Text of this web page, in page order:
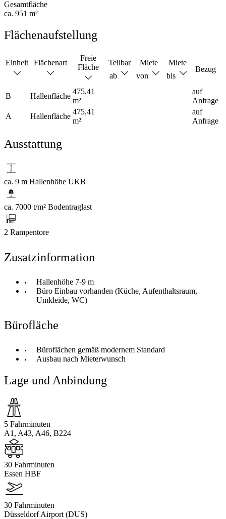
Gesamtfläche
ca. 951 m²
Flächenaufstellung
Einheit Flächenart
Freie
Fläche
Teilbar
ab
Miete
von
Miete
bis
Bezug
B Hallenfläche
475,41
m²
auf
Anfrage
A
Hallenfläche
475,41
m²
auf
Anfrage
Ausstattung
ca. 9 m Hallenhöhe UKB
ca. 7000 t/m² Bodentraglast
2 Rampentore
Zusatzinformation
Hallenhöhe 7-9 m
Büro Einbau vorhanden (Küche, Aufenthaltsraum,
Umkleide, WC)
Bürofläche
Büroflächen gemäß modernem Standard
Ausbau nach Mieterwunsch
Lage und Anbindung
5 Fahrminuten
A1, A43, A46, B224
30 Fahrminuten
Essen HBF
30 Fahrminuten
Düsseldorf Airport (DUS)